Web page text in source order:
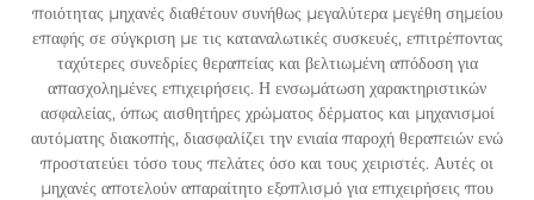
ποιότητας μηχανές διαθέτουν συνήθως μεγαλύτερα μεγέθη σημείου
επαφής σε σύγκριση με τις καταναλωτικές συσκευές, επιτρέποντας
ταχύτερες συνεδρίες θεραπείας και βελτιωμένη απόδοση για
απασχολημένες επιχειρήσεις. Η ενσωμάτωση χαρακτηριστικών
ασφαλείας, όπως αισθητήρες χρώματος δέρματος και μηχανισμοί
αυτόματης διακοπής, διασφαλίζει την ενιαία παροχή θεραπειών ενώ
προστατεύει τόσο τους πελάτες όσο και τους χειριστές. Αυτές οι
μηχανές αποτελούν απαραίτητο εξοπλισμό για επιχειρήσεις που